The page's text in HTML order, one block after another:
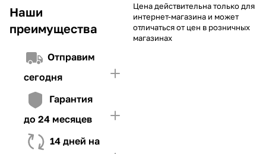
Наши
преимущества
Отправим
сегодня
Гарантия
до 24 месяцев
14 дней на
Цена действительна только для
интернет-магазина и может
отличаться от цен в розничных
магазинах